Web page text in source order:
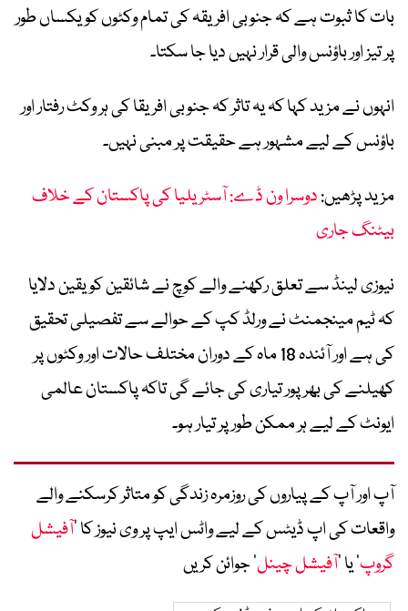
بات کا ثبوت ہے کہ جنوبی افریقہ کی تمام وکٹوں کو یکساں طور
پر تیز اور باؤنس والی قرار نہیں دیا جا سکتا۔
انہوں نے مزید کہا کہ یہ تاثر کہ جنوبی افریقا کی ہر وکٹ رفتار اور
باؤنس کے لیے مشہور ہے حقیقت پر مبنی نہیں۔
مزید پڑھیں:دوسرا ون ڈے: آسٹریلیا کی پاکستان کے خلاف
بیٹنگ جاری
نیوزی لینڈ سے تعلق رکھنے والے کوچ نے شائقین کو یقین دلایا
کہ ٹیم مینجمنٹ نے ورلڈ کپ کے حوالے سے تفصیلی تحقیق
کی ہے اور آئندہ 18 ماہ کے دوران مختلف حالات اور وکٹوں پر
کھیلنے کی بھرپور تیاری کی جائے گی تاکہ پاکستان عالمی
ایونٹ کے لیے ہر ممکن طور پر تیار ہو۔
آپ اور آپ کے پیاروں کی روزمرہ زندگی کو متاثر کرسکنے والے
واقعات کی اپ ڈیٹس کے لیے واٹس ایپ پر وی نیوز کا ’آفیشل
گروپ‘ یا ’آفیشل چینل‘ جوائن کریں